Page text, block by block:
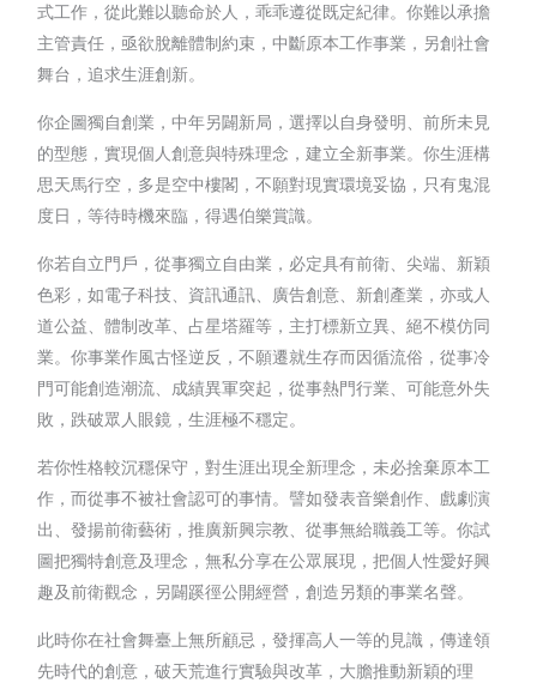
式工作，從此難以聽命於人，乖乖遵從既定紀律。你難以承擔
主管責任，亟欲脫離體制約束，中斷原本工作事業，另創社會
舞台，追求生涯創新。
你企圖獨自創業，中年另闢新局，選擇以自身發明、前所未見
的型態，實現個人創意與特殊理念，建立全新事業。你生涯構
思天馬行空，多是空中樓閣，不願對現實環境妥協，只有鬼混
度日，等待時機來臨，得遇伯樂賞識。
你若自立門戶，從事獨立自由業，必定具有前衛、尖端、新穎
色彩，如電子科技、資訊通訊、廣告創意、新創產業，亦或人
道公益、體制改革、占星塔羅等，主打標新立異、絕不模仿同
業。你事業作風古怪逆反，不願遷就生存而因循流俗，從事冷
門可能創造潮流、成績異軍突起，從事熱門行業、可能意外失
敗，跌破眾人眼鏡，生涯極不穩定。
若你性格較沉穩保守，對生涯出現全新理念，未必捨棄原本工
作，而從事不被社會認可的事情。譬如發表音樂創作、戲劇演
出、發揚前衛藝術，推廣新興宗教、從事無給職義工等。你試
圖把獨特創意及理念，無私分享在公眾展現，把個人性愛好興
趣及前衛觀念，另闢蹊徑公開經營，創造另類的事業名聲。
此時你在社會舞臺上無所顧忌，發揮高人一等的見識，傳達領
先時代的創意，破天荒進行實驗與改革，大膽推動新穎的理